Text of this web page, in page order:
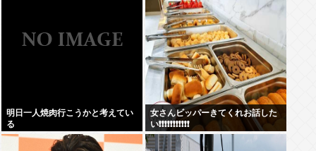
明日一人焼肉行こうかと考えてい
る
女さんビッパーきてくれお話した
い❗❗❗❗❗❗❗❗❗❗❗